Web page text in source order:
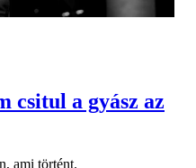
csitul a gyász az
ami történt.